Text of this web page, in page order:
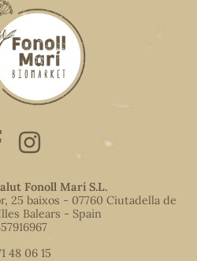
Fonoll Marí S.L.
25 baixos - 07760 Ciutadella de
Balears - Spain
48 06 15